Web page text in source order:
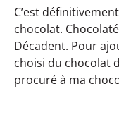
C’est
chocolat.
Décadent. Pour
choisi du chocolat
procuré à ma